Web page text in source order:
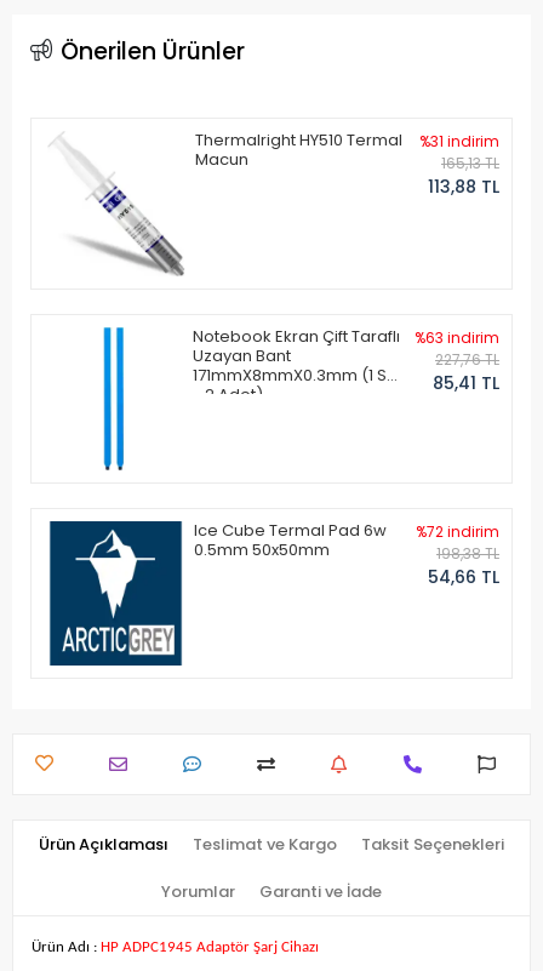
Önerilen Ürünler
Thermalright HY510 Termal
Macun
%31 indirim
165,13 TL
113,88 TL
Notebook Ekran Çift Taraflı
Uzayan Bant
171mmX8mmX0.3mm (1 Set
- 2 Adet)
%63 indirim
227,76 TL
85,41 TL
Ice Cube Termal Pad 6w
0.5mm 50x50mm
%72 indirim
198,38 TL
54,66 TL
Ürün Açıklaması Teslimat ve Kargo Taksit Seçenekleri
Yorumlar Garanti ve İade
Ürün Adı : HP ADPC1945 Adaptör Şarj Cihazı